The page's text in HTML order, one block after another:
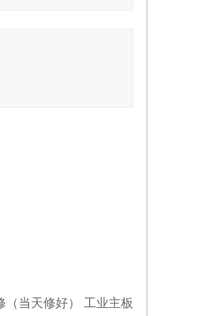
（当天修好） 工业主板